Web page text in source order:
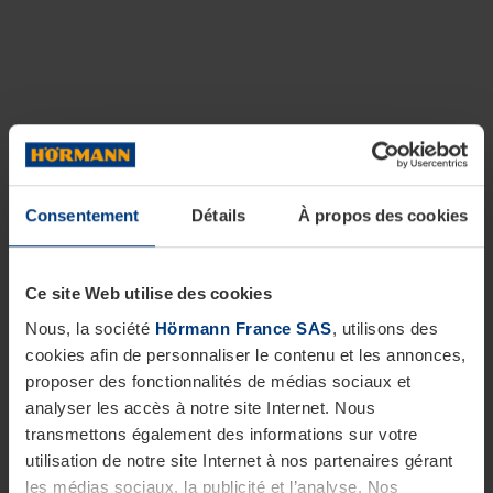
Consentement Détails À propos des cookies
Ce site Web utilise des cookies
Nous, la société Hörmann France SAS, utilisons des
cookies afin de personnaliser le contenu et les annonces,
proposer des fonctionnalités de médias sociaux et
analyser les accès à notre site Internet. Nous
transmettons également des informations sur votre
utilisation de notre site Internet à nos partenaires gérant
les médias sociaux, la publicité et l’analyse. Nos